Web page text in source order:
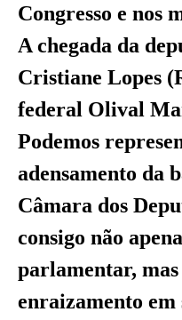
Congresso e nos
A chegada da
Cristiane Lopes
federal Olival
Podemos
adensamento da
Câmara dos
consigo não
parlamentar,
enraizamento em